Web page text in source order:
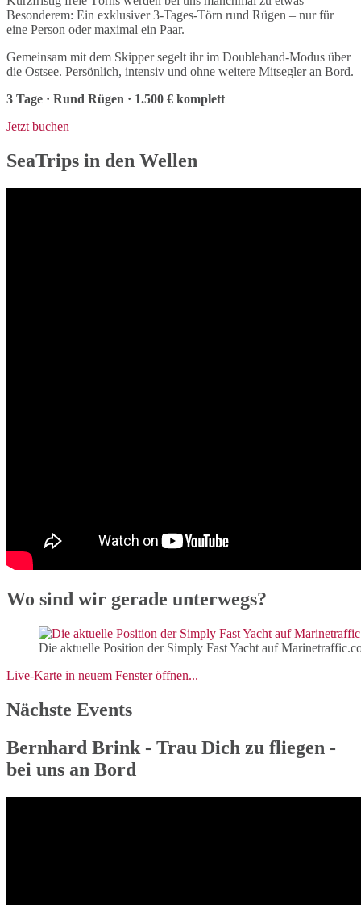
Besonderem: Ein exklusiver 3-Tages-Törn rund Rügen – nur für
eine Person oder maximal ein Paar.
Gemeinsam mit dem Skipper segelt ihr im Doublehand-Modus über
die Ostsee. Persönlich, intensiv und ohne weitere Mitsegler an Bord.
3 Tage · Rund Rügen · 1.500 € komplett
Jetzt buchen
SeaTrips in den Wellen
Wo sind wir gerade unterwegs?
Die aktuelle Position der Simply Fast Yacht auf
Live-Karte in neuem Fenster öffnen...
Nächste Events
Bernhard Brink - Trau Dich zu fliegen -
bei uns an Bord